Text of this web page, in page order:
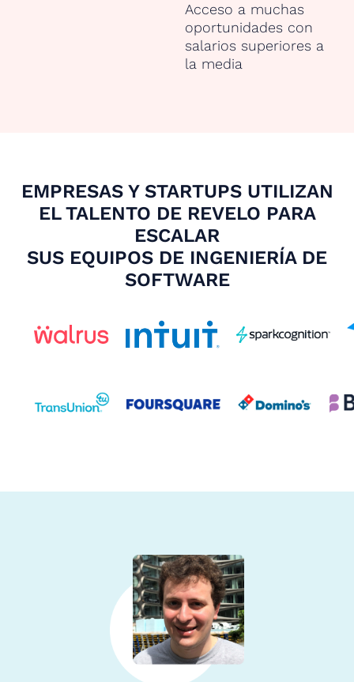
Acceso a muchas
oportunidades con
salarios superiores a
la media
EMPRESAS Y STARTUPS UTILIZAN
EL TALENTO DE REVELO PARA
ESCALAR
SUS EQUIPOS DE INGENIERÍA DE
SOFTWARE